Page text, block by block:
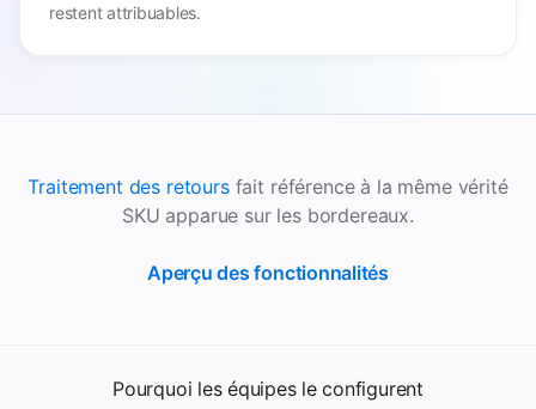
restent attribuables.
Traitement des retoursfait référence à la même vérité
SKU apparue sur les bordereaux.
Aperçu des fonctionnalités
Pourquoi les équipes le configurent